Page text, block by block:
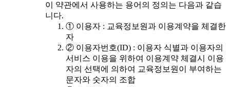
이 약관에서 사용하는 용어의 정의는 다음과 같습
니다.
① 이용자 : 교육정보원과 이용계약을 체결한
자
② 이용자번호(ID) : 이용자 식별과 이용자의
서비스 이용을 위하여 이용계약 체결시 이용
자의 선택에 의하여 교육정보원이 부여하는
문자와 숫자의 조합